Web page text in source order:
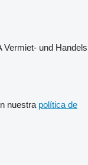
und Handels
nuestra política de